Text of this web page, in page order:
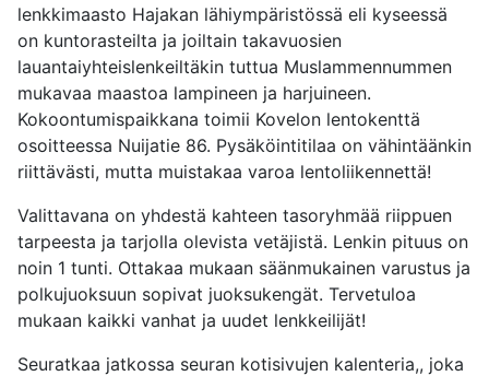
lenkkimaasto Hajakan lähiympäristössä eli kyseessä
on kuntorasteilta ja joiltain takavuosien
lauantaiyhteislenkeiltäkin tuttua Muslammennummen
mukavaa maastoa lampineen ja harjuineen.
Kokoontumispaikkana toimii Kovelon lentokenttä
osoitteessa Nuijatie 86. Pysäköintitilaa on vähintäänkin
riittävästi, mutta muistakaa varoa lentoliikennettä!
Valittavana on yhdestä kahteen tasoryhmää riippuen
tarpeesta ja tarjolla olevista vetäjistä. Lenkin pituus on
noin 1 tunti. Ottakaa mukaan säänmukainen varustus ja
polkujuoksuun sopivat juoksukengät. Tervetuloa
mukaan kaikki vanhat ja uudet lenkkeilijät!
Seuratkaa jatkossa seuran kotisivujen kalenteria,, joka